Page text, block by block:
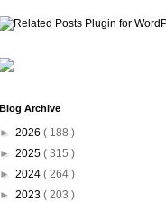
Blog Archive
► 2026 ( 188 )
► 2025 ( 315 )
► 2024 ( 264 )
► 2023 ( 203 )